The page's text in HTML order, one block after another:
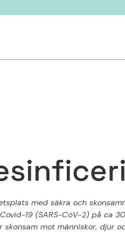
sinficeri
med säkra och
19 (SARS-CoV-2) på ca
skonsam mot människor, djur